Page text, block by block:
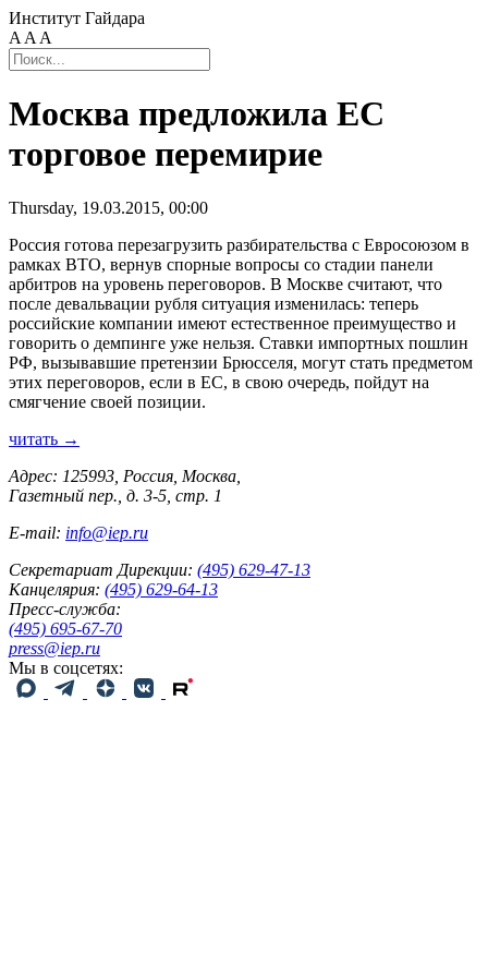
Институт Гайдара
A A A
Москва предложила ЕС
торговое перемирие
Thursday, 19.03.2015, 00:00
Россия готова перезагрузить разбирательства с Евросоюзом в
рамках ВТО, вернув спорные вопросы со стадии панели
арбитров на уровень переговоров. В Москве считают, что
после девальвации рубля ситуация изменилась: теперь
российские компании имеют естественное преимущество и
говорить о демпинге уже нельзя. Ставки импортных пошлин
РФ, вызывавшие претензии Брюсселя, могут стать предметом
этих переговоров, если в ЕС, в свою очередь, пойдут на
смягчение своей позиции.
читать →
Адрес: 125993, Россия, Москва,
Газетный пер., д. 3-5, стр. 1
E-mail: info@iep.ru
Секретариат Дирекции: (495) 629-47-13
Канцелярия: (495) 629-64-13
Пресс-служба:
(495) 695-67-70
press@iep.ru
Мы в соцсетях: